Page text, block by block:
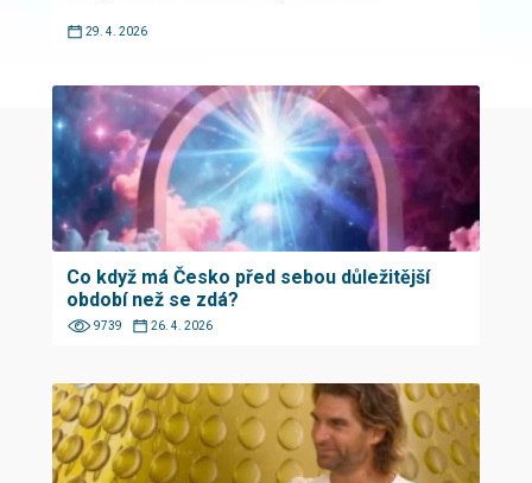
29. 4. 2026
Co když má Česko před sebou důležitější
období než se zdá?
9739 26. 4. 2026